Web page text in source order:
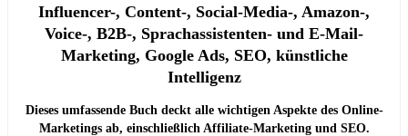
Influencer-, Content-, Social-Media-, Amazon-,
Voice-, B2B-, Sprachassistenten- und E-Mail-
Marketing, Google Ads, SEO, künstliche
Intelligenz
Dieses umfassende Buch deckt alle wichtigen Aspekte des Online-
Marketings ab, einschließlich Affiliate-Marketing und SEO.